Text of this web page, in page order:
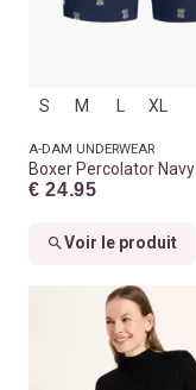
S M L XL
A-DAM UNDERWEAR
Boxer Percolator Navy
€ 24.95
Voir le produit